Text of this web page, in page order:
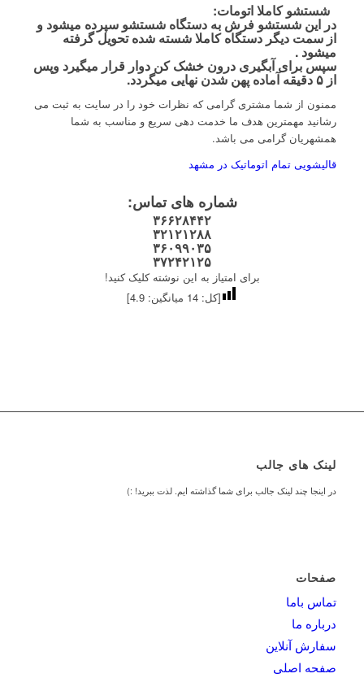
شستشو کاملا اتومات:
در این شستشو فرش به دستگاه شستشو سپرده میشود و
از سمت دیگر دستگاه کاملا شسته شده تحویل گرفته
میشود .
سپس برای آبگیری درون خشک کن دوار قرار میگیرد وپس
از ۵ دقیقه آماده پهن شدن نهایی میگردد.
ممنون از شما مشتری گرامی که نظرات خود را در سایت به ثبت می
رشانید مهمترین هدف ما خدمت دهی سریع و مناسب به شما
همشهریان گرامی می باشد.
قالیشویی تمام اتوماتیک در مشهد
شماره هایتماس:
۳۶۶۲۸۴۴۲
۳۲۱۲۱۲۸۸
۳۶۰۹۹۰۳۵
۳۷۲۴۲۱۲۵
برای امتیاز به این نوشته کلیک کنید!
[کل: 14 میانگین: 4.9
]
لینک های جالب
در اینجا چند لینک جالب برای شما گذاشته ایم. لذت ببرید! :)
صفحات
تماس باما
درباره ما
سفارش آنلاین
صفحه اصلی